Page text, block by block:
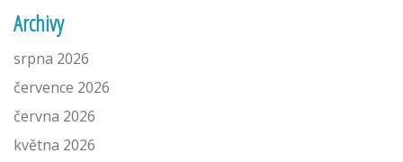
Archivy
srpna 2026
července 2026
června 2026
května 2026